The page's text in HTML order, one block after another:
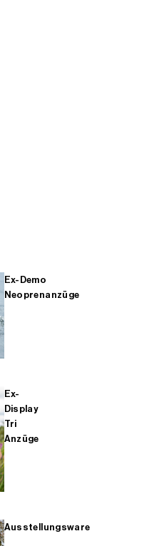
Ex-Demo
Neoprenanzüge
Ex-
Display
Tri
Anzüge
Ausstellungsware